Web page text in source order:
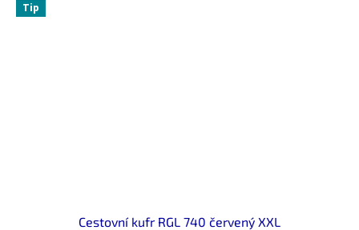
Tip
Cestovní kufr RGL 740 červený XXL